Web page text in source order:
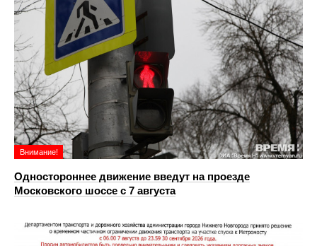
Внимание!
Одностороннее движение введут на проезде
Московского шоссе с 7 августа